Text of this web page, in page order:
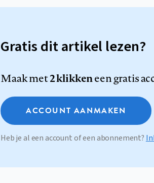
Gratis dit artikel lezen?
Maak met2 klikkeneen gratis
ACCOUNT AANMAKEN
Heb je al een account of een abonnement?